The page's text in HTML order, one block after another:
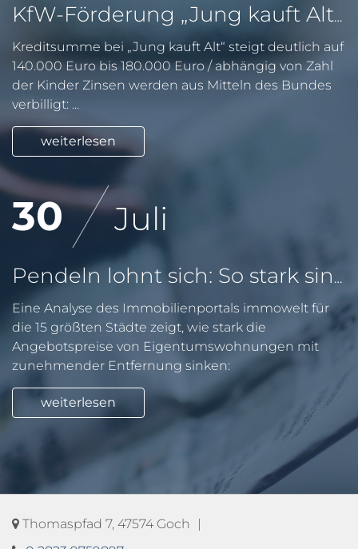
KfW-Förderung „Jung kauft Alt“: Höhere Kredite ab August 2026
Kreditsumme bei „Jung kauft Alt“ steigt deutlich auf
140.000 Euro bis 180.000 Euro / abhängig von Zahl
der Kinder Zinsen werden aus Mitteln des Bundes
verbilligt: ...
weiterlesen
30 Juli
Pendeln lohnt sich: So stark sinken Wohnungspreise im Umland
Eine Analyse des Immobilienportals immowelt für
die 15 größten Städte zeigt, wie stark die
Angebotspreise von Eigentumswohnungen mit
zunehmender Entfernung sinken:
weiterlesen
Thomaspfad 7, 47574 Goch